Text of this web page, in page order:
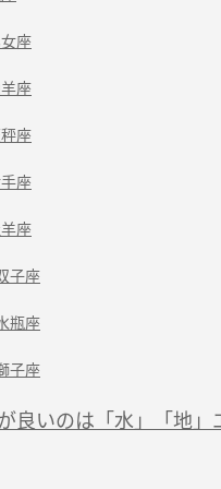
座
座
座
座
座
子座
瓶座
子座
良いのは「水」「地」